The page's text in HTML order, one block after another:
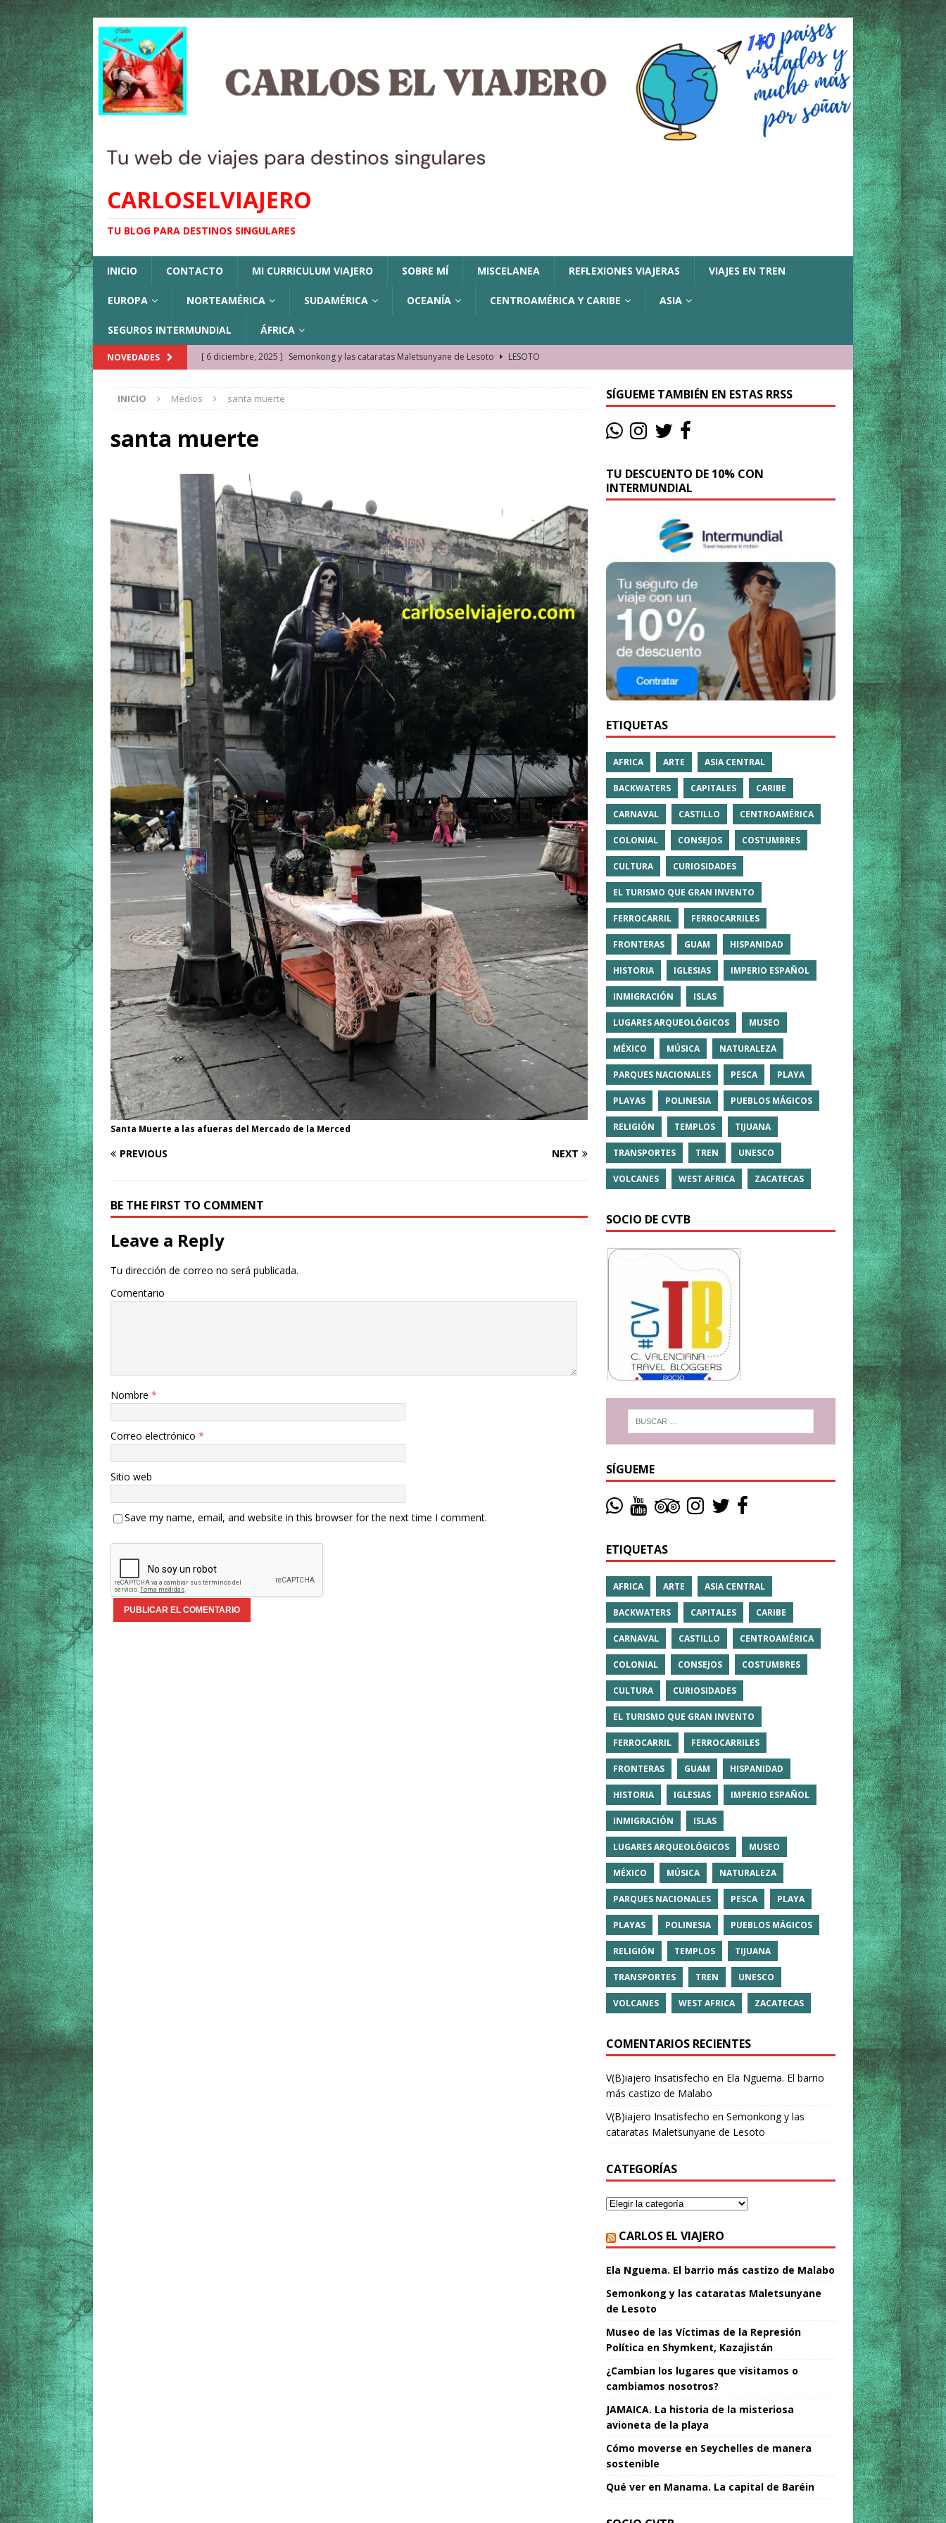
CARLOSELVIAJERO
TU BLOG PARA DESTINOS SINGULARES
INICIO CONTACTO MI CURRICULUM VIAJERO SOBRE MÍ MISCELANEA REFLEXIONES VIAJERAS VIAJES EN TREN
EUROPA NORTEAMÉRICA SUDAMÉRICA OCEANÍA CENTROAMÉRICA Y CARIBE ASIA
SEGUROS INTERMUNDIAL ÁFRICA
NOVEDADES [ 6 diciembre, 2025 ] Semonkong y las cataratas Maletsunyane de Lesoto
LESOTO
KAZAJISTÁN
[ 9 octubre, 2025 ]
[ 27 septiembre, 2025 ] Cómo moverse en Seychelles de manera sostenible
[ 3 agosto, 2025 ] Qué ver en Manama. La capital de Baréin
[ 15 marzo, 2026 ] Ela Nguema. El barrio más castizo de Malabo GUINEA ECUATORIAL
INICIO Medios santa muerte
santa muerte
Santa Muerte a las afueras del Mercado de la Merced
PREVIOUS NEXT
BE THE FIRST TO COMMENT
Leave a Reply
Tu dirección de correo no será publicada.
Comentario
Nombre *
Correo electrónico *
Sitio web
Save my name, email, and website in this browser for the next time I comment.
SÍGUEME TAMBIÉN EN ESTAS RRSS
TU DESCUENTO DE 10% CON
INTERMUNDIAL
ETIQUETAS
AFRICA ARTE ASIA CENTRAL
BACKWATERS CAPITALES CARIBE
CARNAVAL CASTILLO CENTROAMÉRICA
COLONIAL CONSEJOS COSTUMBRES
CULTURA CURIOSIDADES
EL TURISMO QUE GRAN INVENTO
FERROCARRIL FERROCARRILES
FRONTERAS GUAM HISPANIDAD
HISTORIA IGLESIAS IMPERIO ESPAÑOL
INMIGRACIÓN ISLAS
LUGARES ARQUEOLÓGICOS MUSEO
MÉXICO MÚSICA NATURALEZA
PARQUES NACIONALES PESCA PLAYA
PLAYAS POLINESIA PUEBLOS MÁGICOS
RELIGIÓN TEMPLOS TIJUANA
TRANSPORTES TREN UNESCO
VOLCANES WEST AFRICA ZACATECAS
SOCIO DE CVTB
SÍGUEME
ETIQUETAS
AFRICA ARTE ASIA CENTRAL
BACKWATERS CAPITALES CARIBE
CARNAVAL CASTILLO CENTROAMÉRICA
COLONIAL CONSEJOS COSTUMBRES
CULTURA CURIOSIDADES
EL TURISMO QUE GRAN INVENTO
FERROCARRIL FERROCARRILES
FRONTERAS GUAM HISPANIDAD
HISTORIA IGLESIAS IMPERIO ESPAÑOL
INMIGRACIÓN ISLAS
LUGARES ARQUEOLÓGICOS MUSEO
MÉXICO MÚSICA NATURALEZA
PARQUES NACIONALES PESCA PLAYA
PLAYAS POLINESIA PUEBLOS MÁGICOS
RELIGIÓN TEMPLOS TIJUANA
TRANSPORTES TREN UNESCO
VOLCANES WEST AFRICA ZACATECAS
COMENTARIOS RECIENTES
V(B)iajero Insatisfecho en Ela Nguema. El barrio
más castizo de Malabo
V(B)iajero Insatisfecho en Semonkong y las
cataratas Maletsunyane de Lesoto
CATEGORÍAS
CARLOS EL VIAJERO
Ela Nguema. El barrio más castizo de Malabo
Semonkong y las cataratas Maletsunyane
de Lesoto
Museo de las Víctimas de la Represión
Política en Shymkent, Kazajistán
¿Cambian los lugares que visitamos o
cambiamos nosotros?
JAMAICA. La historia de la misteriosa
avioneta de la playa
Cómo moverse en Seychelles de manera
sostenible
Qué ver en Manama. La capital de Baréin